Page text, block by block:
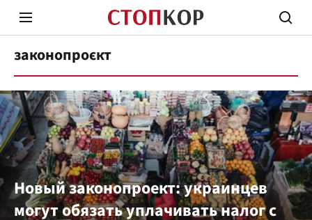
Стоп Политической Коррупции
Политика
законопроєкт
Новый законопроект: украинцев
могут обязать уплачивать налог с